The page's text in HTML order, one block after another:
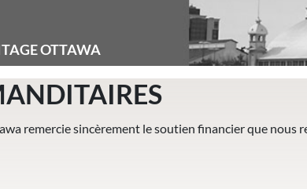
OTTAWA
remercie sincèrement le soutien financier que nous